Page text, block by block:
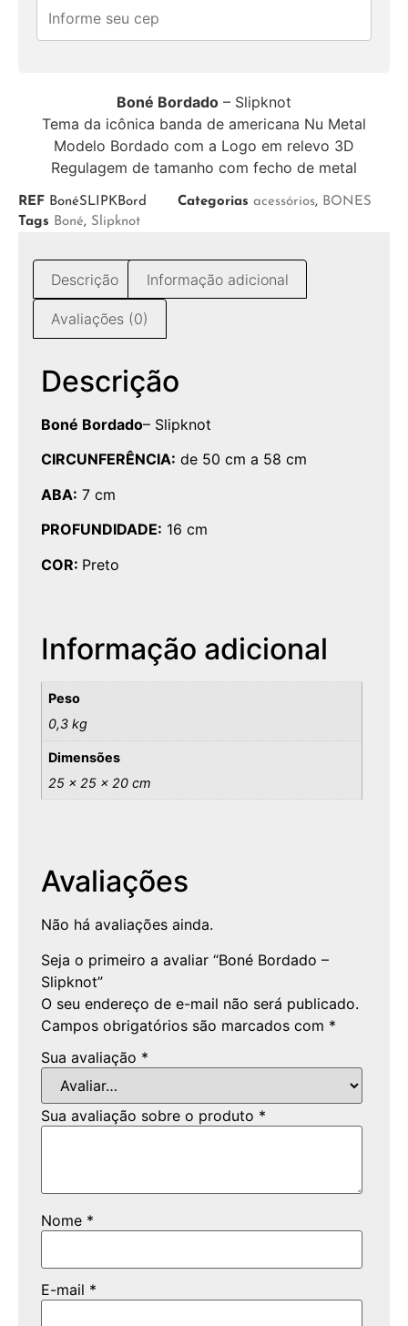
Boné Bordado – Slipknot
Tema da icônica banda de americana Nu Metal
Modelo Bordado com a Logo em relevo 3D
Regulagem de tamanho com fecho de metal
REF BonéSLIPKBord Categorias acessórios, BONES
Tags Boné, Slipknot
Descrição Informação adicional
Avaliações (0)
Descrição
Boné Bordado– Slipknot
CIRCUNFERÊNCIA: de 50 cm a 58 cm
ABA: 7 cm
PROFUNDIDADE: 16 cm
COR: Preto
Informação adicional
Peso
0,3 kg
Dimensões
25 × 25 × 20 cm
Avaliações
Não há avaliações ainda.
Seja o primeiro a avaliar “Boné Bordado –
Slipknot”
O seu endereço de e-mail não será publicado.
Campos obrigatórios são marcados com *
Sua avaliação *
Sua avaliação sobre o produto *
Nome *
E-mail *